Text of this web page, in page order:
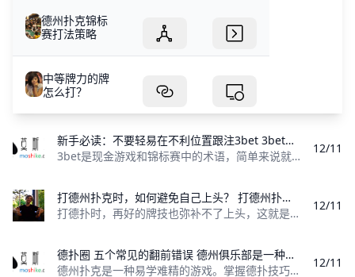
德州扑克锦标
赛打法策略
中等牌力的牌
怎么打？
新手必读：不要轻易在不利位置跟注3bet 3bet是现金游戏和锦标赛中的术语，简单来说就是做第3
3bet是现金游戏和锦标赛中的术语，简单来说就是做第3次下注。有些玩家有些迷惑，以为这个术语暗指做第3次加注，但是实际上它通常指的是做第2次
12/11
打德州扑克时，如何避免自己上头？ 打德州扑克时，如何避免自己上头？打德扑时，再好的牌技也弥补不了上头，这就是为什么要想成为一名盈利牌手需要关注精神层面的重要原因
打德扑时，再好的牌技也弥补不了上头，这就是为什么要想成为一名盈利牌手需要关注精神层面的重要原因。在任何一场你略具优势的博弈环节中，上头就是一
12/11
德扑圈 五个常见的翻前错误 德州俱乐部是一种易学难精的游戏。掌握德州俱乐部需要一开始就做出正确决定，而你要做的第
德州扑克是一种易学难精的游戏。掌握德扑技巧需要一开始就做出正确决定，而你要做的第一个决定显然就是翻前应该如何做。 01 跛入 在有些特别场合，跛入（
12/11